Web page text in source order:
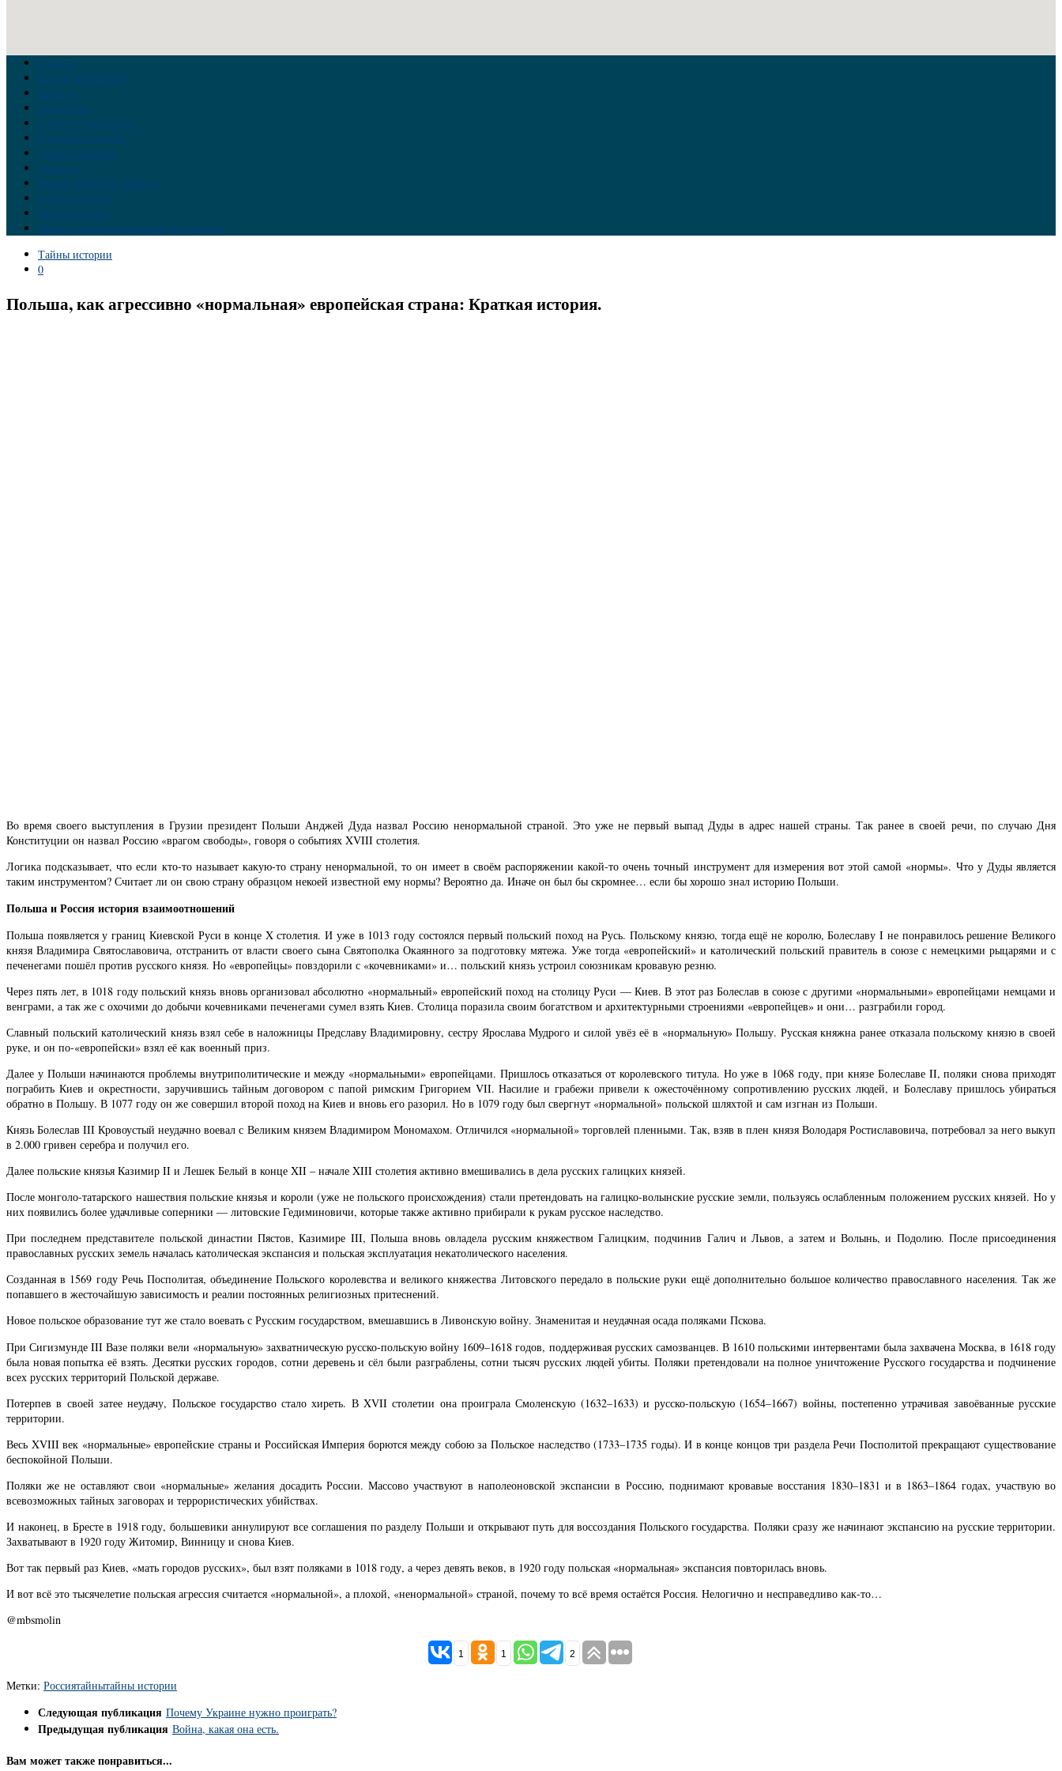
Главная
Война на Украине
Новости
Аналитика
Тайны Геополитики
Российские элиты
Теория заговора
Украина
Новый Мировой Порядок
Тайны истории
Обратная связь
Правила комментирования материалов
Тайны истории
0
Польша, как агрессивно «нормальная» европейская страна: Краткая история.
Во время своего выступления в Грузии президент Польши Анджей Дуда назвал Россию ненормальной страной. Это уже не первый выпад Дуды в адрес нашей страны. Так ранее в своей речи, по случаю Дня
Конституции он назвал Россию «врагом свободы», говоря о событиях XVIII столетия.
Логика подсказывает, что если кто-то называет какую-то страну ненормальной, то он имеет в своём распоряжении какой-то очень точный инструмент для измерения вот этой самой «нормы». Что у Дуды является
таким инструментом? Считает ли он свою страну образцом некоей известной ему нормы? Вероятно да. Иначе он был бы скромнее… если бы хорошо знал историю Польши.
Польша и Россия история взаимоотношений
Польша появляется у границ Киевской Руси в конце X столетия. И уже в 1013 году состоялся первый польский поход на Русь. Польскому князю, тогда ещё не королю, Болеславу I не понравилось решение Великого
князя Владимира Святославовича, отстранить от власти своего сына Святополка Окаянного за подготовку мятежа. Уже тогда «европейский» и католический польский правитель в союзе с немецкими рыцарями и с
печенегами пошёл против русского князя. Но «европейцы» повздорили с «кочевниками» и… польский князь устроил союзникам кровавую резню.
Через пять лет, в 1018 году польский князь вновь организовал абсолютно «нормальный» европейский поход на столицу Руси — Киев. В этот раз Болеслав в союзе с другими «нормальными» европейцами немцами и
венграми, а так же с охочими до добычи кочевниками печенегами сумел взять Киев. Столица поразила своим богатством и архитектурными строениями «европейцев» и они… разграбили город.
Славный польский католический князь взял себе в наложницы Предславу Владимировну, сестру Ярослава Мудрого и силой увёз её в «нормальную» Польшу. Русская княжна ранее отказала польскому князю в своей
руке, и он по-«европейски» взял её как военный приз.
Далее у Польши начинаются проблемы внутриполитические и между «нормальными» европейцами. Пришлось отказаться от королевского титула. Но уже в 1068 году, при князе Болеславе II, поляки снова приходят
пограбить Киев и окрестности, заручившись тайным договором с папой римским Григорием VII. Насилие и грабежи привели к ожесточённому сопротивлению русских людей, и Болеславу пришлось убираться
обратно в Польшу. В 1077 году он же совершил второй поход на Киев и вновь его разорил. Но в 1079 году был свергнут «нормальной» польской шляхтой и сам изгнан из Польши.
Князь Болеслав III Кровоустый неудачно воевал с Великим князем Владимиром Мономахом. Отличился «нормальной» торговлей пленными. Так, взяв в плен князя Володаря Ростиславовича, потребовал за него выкуп
в 2.000 гривен серебра и получил его.
Далее польские князья Казимир II и Лешек Белый в конце XII – начале XIII столетия активно вмешивались в дела русских галицких князей.
После монголо-татарского нашествия польские князья и короли (уже не польского происхождения) стали претендовать на галицко-волынские русские земли, пользуясь ослабленным положением русских князей. Но у
них появились более удачливые соперники — литовские Гедиминовичи, которые также активно прибирали к рукам русское наследство.
При последнем представителе польской династии Пястов, Казимире III, Польша вновь овладела русским княжеством Галицким, подчинив Галич и Львов, а затем и Волынь, и Подолию. После присоединения
православных русских земель началась католическая экспансия и польская эксплуатация некатолического населения.
Созданная в 1569 году Речь Посполитая, объединение Польского королевства и великого княжества Литовского передало в польские руки ещё дополнительно большое количество православного населения. Так же
попавшего в жесточайшую зависимость и реалии постоянных религиозных притеснений.
Новое польское образование тут же стало воевать с Русским государством, вмешавшись в Ливонскую войну. Знаменитая и неудачная осада поляками Пскова.
При Сигизмунде III Вазе поляки вели «нормальную» захватническую русско-польскую войну 1609–1618 годов, поддерживая русских самозванцев. В 1610 польскими интервентами была захвачена Москва, в 1618 году
была новая попытка её взять. Десятки русских городов, сотни деревень и сёл были разграблены, сотни тысяч русских людей убиты. Поляки претендовали на полное уничтожение Русского государства и подчинение
всех русских территорий Польской державе.
Потерпев в своей затее неудачу, Польское государство стало хиреть. В XVII столетии она проиграла Смоленскую (1632–1633) и русско-польскую (1654–1667) войны, постепенно утрачивая завоёванные русские
территории.
Весь XVIII век «нормальные» европейские страны и Российская Империя борются между собою за Польское наследство (1733–1735 годы). И в конце концов три раздела Речи Посполитой прекращают существование
беспокойной Польши.
Поляки же не оставляют свои «нормальные» желания досадить России. Массово участвуют в наполеоновской экспансии в Россию, поднимают кровавые восстания 1830–1831 и в 1863–1864 годах, участвую во
всевозможных тайных заговорах и террористических убийствах.
И наконец, в Бресте в 1918 году, большевики аннулируют все соглашения по разделу Польши и открывают путь для воссоздания Польского государства. Поляки сразу же начинают экспансию на русские территории.
Захватывают в 1920 году Житомир, Винницу и снова Киев.
Вот так первый раз Киев, «мать городов русских», был взят поляками в 1018 году, а через девять веков, в 1920 году польская «нормальная» экспансия повторилась вновь.
И вот всё это тысячелетие польская агрессия считается «нормальной», а плохой, «ненормальной» страной, почему то всё время остаётся Россия. Нелогично и несправедливо как-то…
@mbsmolin
1 1 2
Метки: Россиятайнытайны истории
Следующая публикация Почему Украине нужно проиграть?
Предыдущая публикация Война, какая она есть.
Вам может также понравиться...